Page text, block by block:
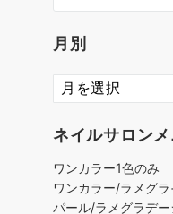
月別
ネイルサロン
ワンカラー1色のみ
ワンカラー/ラメグ
パール/ラメグラデ